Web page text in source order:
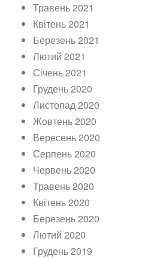
Травень 2021
Квітень 2021
Березень 2021
Лютий 2021
Січень 2021
Грудень 2020
Листопад 2020
Жовтень 2020
Вересень 2020
Серпень 2020
Червень 2020
Травень 2020
Квітень 2020
Березень 2020
Лютий 2020
Грудень 2019